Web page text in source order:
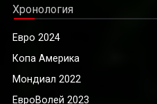
Хронология
Евро 2024
Копа Америка
Мондиал 2022
ЕвроВолей 2023